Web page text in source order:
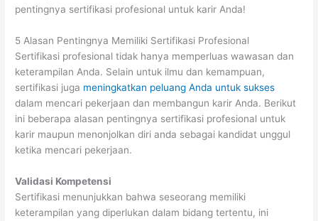
pentingnya sertifikasi profesional untuk karir Anda!
5 Alasan Pentingnya Memiliki Sertifikasi Profesional
Sertifikasi profesional tidak hanya memperluas wawasan dan
keterampilan Anda. Selain untuk ilmu dan kemampuan,
sertifikasi juga meningkatkan peluang Anda untuk sukses
dalam mencari pekerjaan dan membangun karir Anda. Berikut
ini beberapa alasan pentingnya sertifikasi profesional untuk
karir maupun menonjolkan diri anda sebagai kandidat unggul
ketika mencari pekerjaan.
Validasi Kompetensi
Sertifikasi menunjukkan bahwa seseorang memiliki
keterampilan yang diperlukan dalam bidang tertentu, ini